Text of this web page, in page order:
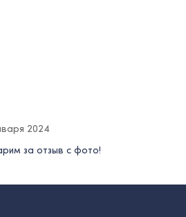
2024
за отзыв с фото!